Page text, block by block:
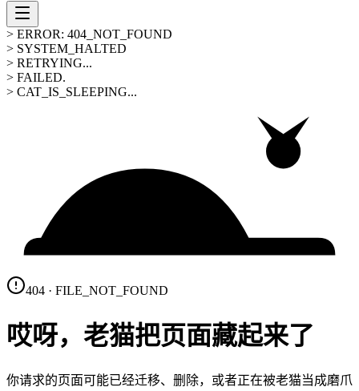
> ERROR: 404_NOT_FOUND
> SYSTEM_HALTED
> RETRYING...
> FAILED.
> CAT_IS_SLEEPING...
404 · FILE_NOT_FOUND
哎呀，老猫把页面藏起来了
你请求的页面可能已经迁移、删除，或者正在被老猫当成磨爪